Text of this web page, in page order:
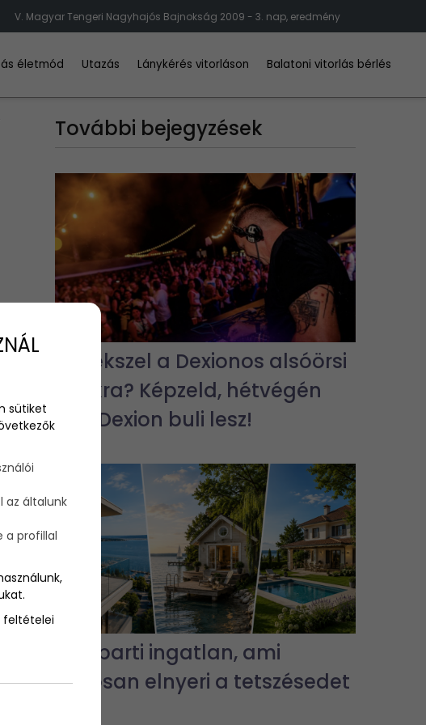
V. Magyar Tengeri Nagyhajós Bajnokság 2009 - 3. nap, eredmény
életmód Utazás Lánykérés vitorláson Balatoni vitorlás bérlés
öt
6
A
További bejegyzések
Emlékszel a Dexionos alsóörsi
bulikra? Képzeld, hétvégén
újra Dexion buli lesz!
3 vízparti ingatlan, ami
biztosan elnyeri a tetszésedet
sütiket
az általunk
a profillal
feltételei